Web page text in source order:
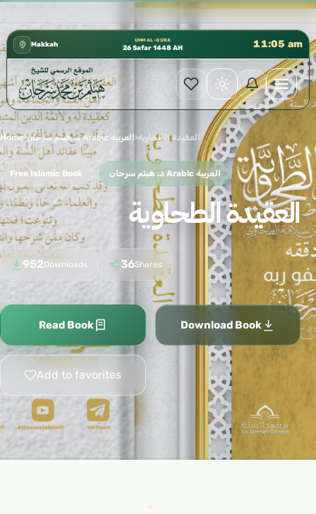
Makkah
UMM AL-QURA
26 Safar 1448 AH 11:05 am
Home› د. هيثم سرحان Arabic العربية ›العقيدة الطحاوية
Free Islamic Book د. هيثم سرحان Arabic العربية
العقيدة الطحاوية
952Downloads 36Shares
Read Book Download Book
Add to favorites